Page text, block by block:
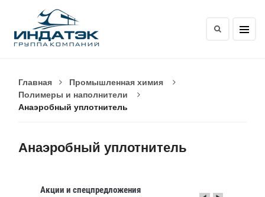
Главная
Промышленная химия
Полимеры и наполнители
Анаэробный уплотнитель
Анаэробный уплотнитель
Акции и спецпредложения